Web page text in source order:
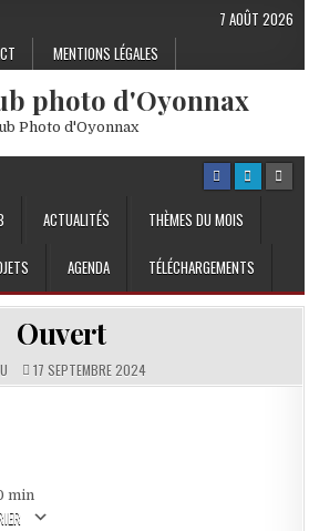
MENTIONS LÉGALES
7 AOÛT 2026
photo d'Oyonnax
Photo d'Oyonnax
ACTUALITÉS THÈMES DU MOIS
AGENDA TÉLÉCHARGEMENTS
Ouvert
17 SEPTEMBRE 2024
min